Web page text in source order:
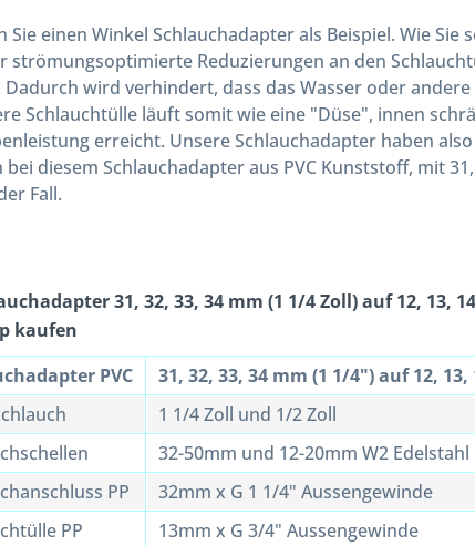
Sie einen Winkel Schlauchadapter als Beispiel. Wie
strömungsoptimierte Reduzierungen an den
wird verhindert, dass das Wasser oder
Schlauchtülle läuft somit wie eine "Düse", innen
erreicht. Unsere Schlauchadapter haben
diesem Schlauchadapter aus PVC Kunststoff, mit
Fall.
31, 32, 33, 34 mm (1 1/4 Zoll) auf 12, 13,
kaufen
PVC
31, 32, 33, 34 mm (1 1/4") auf 12,
1 1/4 Zoll und 1/2 Zoll
32-50mm und 12-20mm W2 Edelstahl
PP
32mm x G 1 1/4" Aussengewinde
PP
13mm x G 3/4" Aussengewinde